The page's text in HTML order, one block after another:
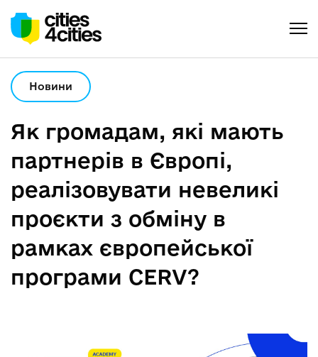
Новини
Як громадам, які мають
партнерів в Європі,
реалізовувати невеликі
проєкти з обміну в
рамках європейської
програми CERV?